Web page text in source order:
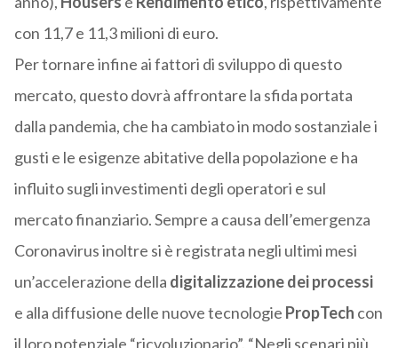
con 11,7 e 11,3 milioni di euro.
Per tornare infine ai fattori di sviluppo di questo
mercato, questo dovrà affrontare la sfida portata
dalla pandemia, che ha cambiato in modo sostanziale i
gusti e le esigenze abitative della popolazione e ha
influito sugli investimenti degli operatori e sul
mercato finanziario. Sempre a causa dell’emergenza
Coronavirus inoltre si è registrata negli ultimi mesi
un’accelerazione della digitalizzazione dei processi
e alla diffusione delle nuove tecnologie PropTech con
il loro potenziale “ricvoluzionario”. “Negli scenari più